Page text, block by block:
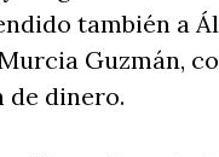
también a
Guzmán,
de dinero.